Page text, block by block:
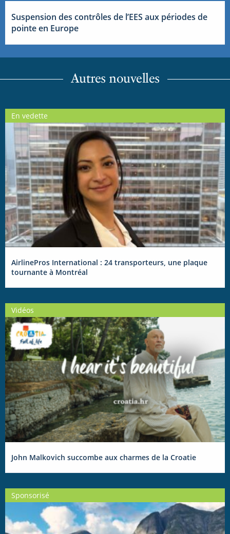
Suspension des contrôles de l’EES aux périodes de
pointe en Europe
Autres nouvelles
En vedette
AirlinePros International : 24 transporteurs, une plaque
tournante à Montréal
Vidéos
John Malkovich succombe aux charmes de la Croatie
Sponsorisé